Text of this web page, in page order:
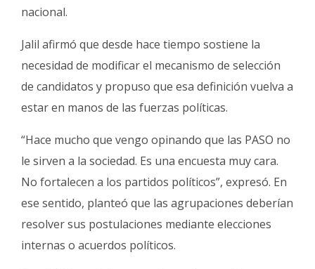
nacional.
Jalil afirmó que desde hace tiempo sostiene la
necesidad de modificar el mecanismo de selección
de candidatos y propuso que esa definición vuelva a
estar en manos de las fuerzas políticas.
“Hace mucho que vengo opinando que las PASO no
le sirven a la sociedad. Es una encuesta muy cara.
No fortalecen a los partidos políticos”, expresó. En
ese sentido, planteó que las agrupaciones deberían
resolver sus postulaciones mediante elecciones
internas o acuerdos políticos.